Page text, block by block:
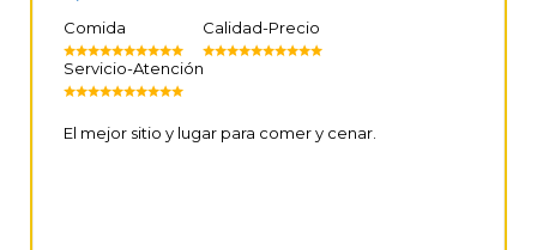
Comida Calidad-Precio
Servicio-Atención
El mejor sitio y lugar para comer y cenar.